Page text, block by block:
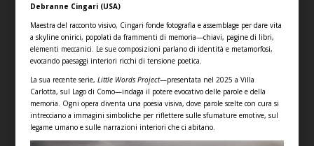
Debranne Cingari (USA)
Maestra del racconto visivo, Cingari fonde fotografia e assemblage per dare vita
a skyline onirici, popolati da frammenti di memoria—chiavi, pagine di libri,
elementi meccanici. Le sue composizioni parlano di identità e metamorfosi,
evocando paesaggi interiori ricchi di tensione poetica.
La sua recente serie, Little Words Project—presentata nel 2025 a Villa
Carlotta, sul Lago di Como—indaga il potere evocativo delle parole e della
memoria. Ogni opera diventa una poesia visiva, dove parole scelte con cura si
intrecciano a immagini simboliche per riflettere sulle sfumature emotive, sul
legame umano e sulle narrazioni interiori che ci abitano.